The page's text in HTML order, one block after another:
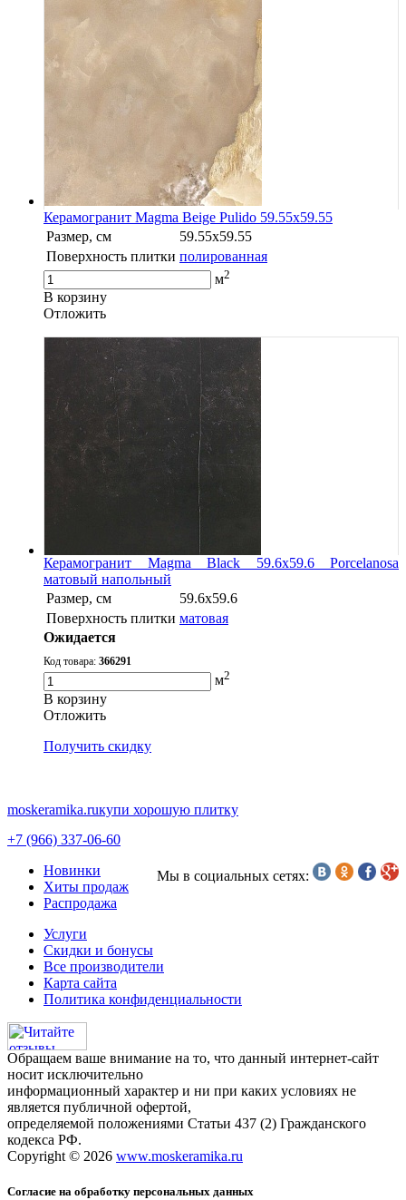
Керамогранит Magma Beige Pulido 59.55x59.55
Размер, см
59.55x59.55
Поверхность плитки полированная
м2
В корзину
Oтложить
Керамогранит Magma Black 59.6x59.6 Porcelanosa
матовый напольный
Размер, см
59.6x59.6
Поверхность плитки матовая
Ожидается
Код товара: 366291
м2
В корзину
Oтложить
Получить скидку
moskeramika.ruкупи хорошую плитку
+7 (966) 337-06-60
Мы в социальных сетях:
Новинки
Хиты продаж
Распродажа
Услуги
Скидки и бонусы
Все производители
Карта сайта
Политика конфиденциальности
Обращаем ваше внимание на то, что данный интернет-сайт
носит исключительно
информационный характер и ни при каких условиях не
является публичной офертой,
определяемой положениями Статьи 437 (2) Гражданского
кодекса РФ.
Copyright © 2026 www.moskeramika.ru
Согласие на обработку персональных данных